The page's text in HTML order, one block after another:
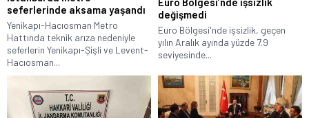
seferlerinde aksama yaşandı
Yenikapı-Hacıosman Metro
Hattında teknik arıza nedeniyle
seferlerin Yenikapı-Şişli ve Levent-
Hacıosman...
değişmedi
Euro Bölgesi'nde işsizlik, geçen
yılın Aralık ayında yüzde 7.9
seviyesinde...